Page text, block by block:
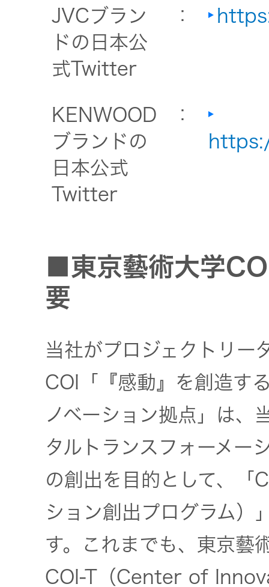
JVCブラン
ドの日本公
式Twitter
：
KENWOOD
ブランドの
日本公式
Twitter
：
■東京藝術大学
要
当社がプロジェクトリー
COI「『感動』を創造す
ノベーション拠点」は、
タルトランスフォーメー
の創出を目的として、「
ション創出プログラム）
す。これまでも、東京藝
COI-T（Center of